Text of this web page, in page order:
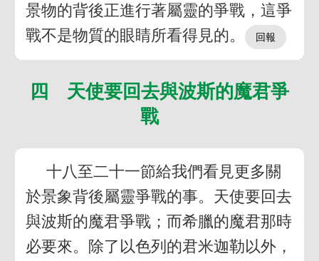
景物的背後正進行著屬靈的爭戰，這爭
戰不是物質的眼睛所看得見的。
四 天使要回去與波斯的魔君爭
戰
十八至二十一節給我們看見更多關
於景象背後屬靈爭戰的事。天使要回去
與波斯的魔君爭戰；而希臘的魔君那時
必要來。除了以色列的君米迦勒以外，